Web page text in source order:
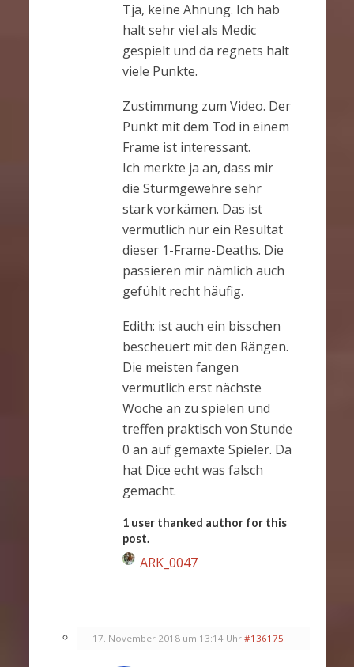
Tja, keine Ahnung. Ich hab
halt sehr viel als Medic
gespielt und da regnets halt
viele Punkte.
Zustimmung zum Video. Der
Punkt mit dem Tod in einem
Frame ist interessant.
Ich merkte ja an, dass mir
die Sturmgewehre sehr
stark vorkämen. Das ist
vermutlich nur ein Resultat
dieser 1-Frame-Deaths. Die
passieren mir nämlich auch
gefühlt recht häufig.
Edith: ist auch ein bisschen
bescheuert mit den Rängen.
Die meisten fangen
vermutlich erst nächste
Woche an zu spielen und
treffen praktisch von Stunde
0 an auf gemaxte Spieler. Da
hat Dice echt was falsch
gemacht.
1 user thanked author for this
post.
ARK_0047
17. November 2018 um 13:14 Uhr #136175